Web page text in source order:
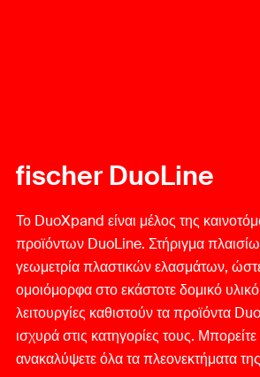
fischer DuoLine
Το DuoXpand είναι μέλος της
προϊόντων DuoLine. Στήριγμα
γεωμετρία πλαστικών ελασμάτων,
ομοιόμορφα στο εκάστοτε δομικό
λειτουργίες καθιστούν τα προϊόντα
ισχυρά στις κατηγορίες τους. Μπορείτε
ανακαλύψετε όλα τα πλεονεκτήματα